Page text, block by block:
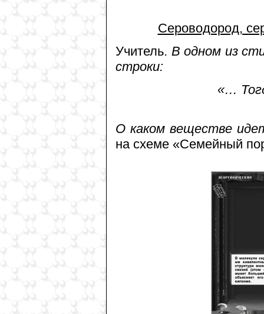
Сероводород,
Учитель. В одном из
строки:
«…
О каком веществе
на схеме «Семейный